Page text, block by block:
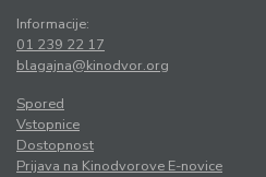
Informacije:
01 239 22 17
blagajna@kinodvor.org
Spored
Vstopnice
Dostopnost
Prijava na Kinodvorove E-novice